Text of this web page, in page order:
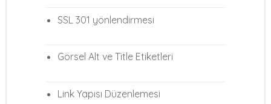
SSL 301 yönlendirmesi
Görsel Alt ve Title Etiketleri
Link Yapısı Düzenlemesi